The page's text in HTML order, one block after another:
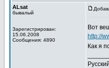
ALsat
бывалый
Зарегистрирован:
15.06.2008
Сообщения: 4890
Вот
http://
Как я